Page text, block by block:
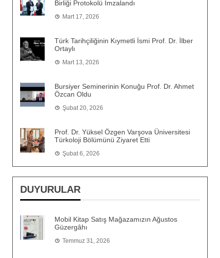
Birliği Protokolü İmzalandı
Mart 17, 2026
Türk Tarihçiliğinin Kıymetli İsmi Prof. Dr. İlber
Ortaylı
Mart 13, 2026
Bursiyer Seminerinin Konuğu Prof. Dr. Ahmet
Özcan Oldu
Şubat 20, 2026
Prof. Dr. Yüksel Özgen Varşova Üniversitesi
Türkoloji Bölümünü Ziyaret Etti
Şubat 6, 2026
DUYURULAR
Mobil Kitap Satış Mağazamızın Ağustos
Güzergâhı
Temmuz 31, 2026